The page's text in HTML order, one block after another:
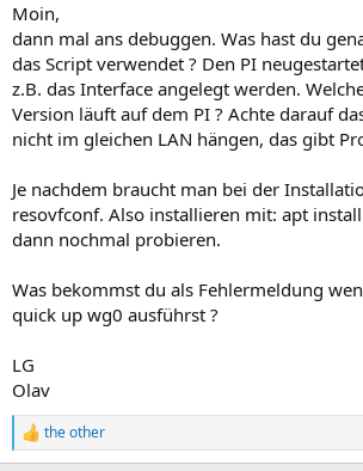
Moin,
dann mal ans debuggen. Was hast du
das Script verwendet ? Den PI
z.B. das Interface angelegt werden.
Version läuft auf dem PI ? Achte darauf
nicht im gleichen LAN hängen, das gibt
Je nachdem braucht man bei der
resovfconf. Also installieren mit: apt
dann nochmal probieren.
Was bekommst du als Fehlermeldung
quick up wg0 ausführst ?
LG
Olav
R
e
the other